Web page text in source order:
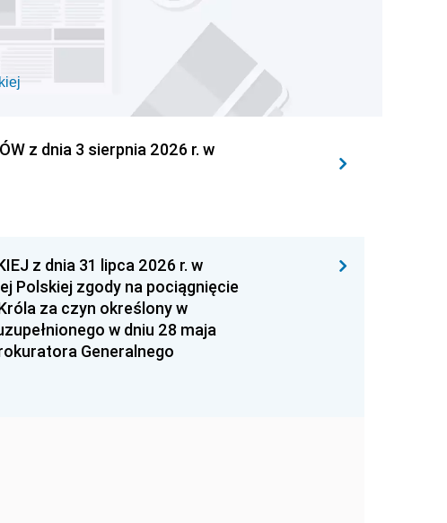
z dnia 3 sierpnia 2026 r. w
z dnia 31 lipca 2026 r. w
Polskiej zgody na pociągnięcie
za czyn określony w
w dniu 28 maja
Generalnego